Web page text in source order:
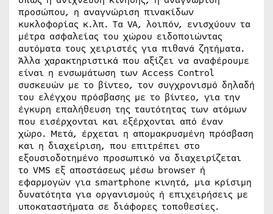
προσώπου, η αναγνώριση πινακίδων
κυκλοφορίας κ.λπ. Τα VA, λοιπόν, ενισχύουν τα
μέτρα ασφαλείας του χώρου ειδοποιώντας
αυτόματα τους χειριστές για πιθανά ζητήματα.
Άλλα χαρακτηριστικά που αξίζει να αναφέρουμε
είναι η ενσωμάτωση των Access Control
συσκευών με το βίντεο, τον συγχρονισμό δηλαδή
του ελέγχου πρόσβασης με το βίντεο, για την
έγκυρη επαλήθευση της ταυτότητας των ατόμων
που εισέρχονται και εξέρχονται από έναν
χώρο. Μετά, έρχεται η απομακρυσμένη πρόσβαση
και η διαχείριση, που επιτρέπει στο
εξουσιοδοτημένο προσωπικό να διαχειρίζεται
το VMS εξ αποστάσεως μέσω browser ή
εφαρμογών για smartphone κινητά, μια κρίσιμη
δυνατότητα για οργανισμούς ή επιχειρήσεις με
υποκαταστήματα σε διάφορες τοποθεσίες.